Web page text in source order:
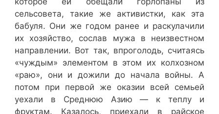
сельсовета, такие же активистки, как эта
бабуля. Они же годом ранее и раскулачили
их хозяйство, сослав мужа в неизвестном
направлении. Вот так, впроголодь, считаясь
«чуждым» элементом в этом их колхозном
«раю», они и дожили до начала войны. А
потом при первой же оказии всей семьей
уехали в Среднюю Азию — к теплу и
фруктам. Казалось, приехали в райское